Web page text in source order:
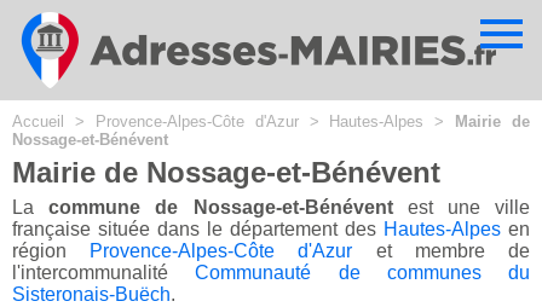
Accueil > Provence-Alpes-Côte d'Azur> Hautes-Alpes >
Mairie de
Nossage-et-Bénévent
Mairie de Nossage-et-Bénévent
Lacommune de Nossage-et-Bénéventest une ville
française située dans le département des Hautes-Alpes en
région
Provence-Alpes-Côte d'Azur et membre de
l'intercommunalitéCommunauté de communes du
Sisteronais-Buëch.
Cookies management panel